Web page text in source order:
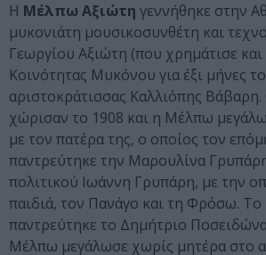
Η Μέλπω Αξιώτη γεννήθηκε στην
μυκονιάτη μουσικοσυνθέτη και
Γεωργίου Αξιώτη (που χρημάτισε
Κοινότητας Μυκόνου για έξι μήνες
αριστοκράτισσας Καλλιόπης Βάβαρη.
χώρισαν το 1908 και η Μέλπω
με τον πατέρα της, ο οποίος τον
παντρεύτηκε την Μαρουλίνα
πολιτικού Ιωάννη Γρυπάρη, με την
παιδιά, τον Πανάγο και τη Φρόσω. Το
παντρεύτηκε το Δημήτριο
Μέλπω μεγάλωσε χωρίς μητέρα στο